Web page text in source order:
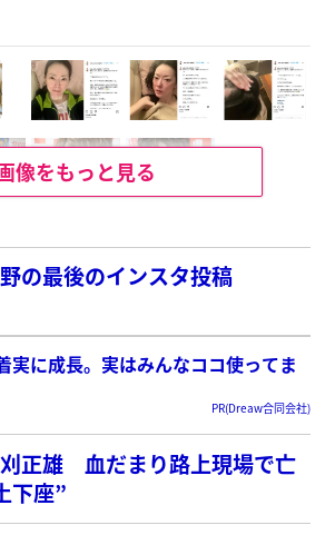
像をもっと見る
の最後のインスタ投稿
実に成長。実はみんなココ使ってま
PR(Dreaw合同会社)
刈正雄 血だまり路上現場で亡
下座”